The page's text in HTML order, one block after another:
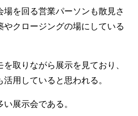
場を回る営業パーソンも散見さ
やクロージングの場にしている
取りながら展示を見ており、
用していると思われる。
展示会である。